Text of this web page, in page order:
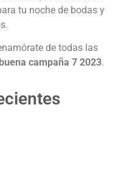
tu noche de bodas y
de todas las
campaña 7 2023.